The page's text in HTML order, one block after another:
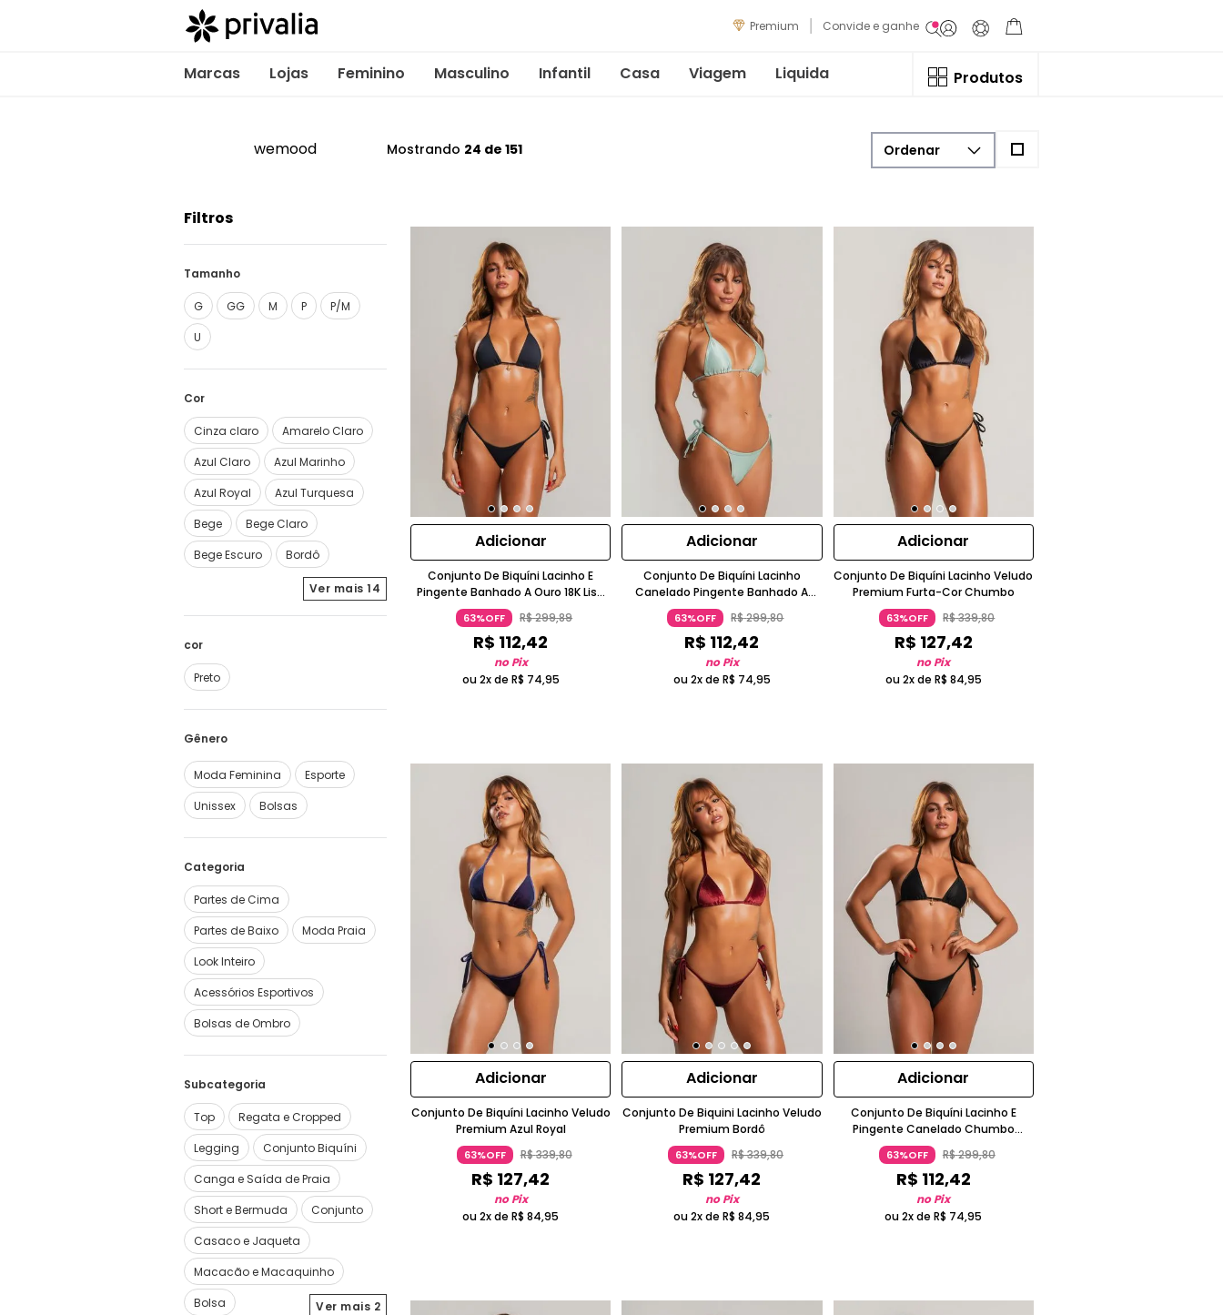
Premium Convide e ganhe
Marcas Lojas Feminino Masculino Infantil Casa Viagem Liquida Produtos
wemood Mostrando 24 de 151
Filtros
Tamanho
G GG M P
P/M
U
Cor
Cinza claro
Amarelo Claro
Azul Claro
Azul Marinho
Azul Royal
Azul Turquesa
Bege
Bege Claro
Bege Escuro
Bordô
Ver mais14
cor
Preto
Moda Feminina
Esporte
Unissex
Bolsas
Categoria
Partes de Cima
Partes de Baixo
Moda Praia
Look Inteiro
Acessórios Esportivos
Bolsas de Ombro
Subcategoria
Top
Regata e Cropped
Legging
Conjunto Biquíni
Canga e Saída de Praia
Short e Bermuda
Conjunto
Casaco e Jaqueta
Macacão e Macaquinho
Bolsa
Ver mais 2
Adicionar
Conjunto De Biquíni Lacinho E
Pingente Banhado A Ouro 18K Liso
Poliamida Chumbo
63%OFF R$299,89
R$ 112,42
no Pix
ou 2x de R$ 74,95
Adicionar
Conjunto De Biquíni Lacinho
Canelado Pingente Banhado A
Ouro 18K Azul Turquesa Wemood
63%OFF R$299,80
R$ 112,42
no Pix
ou 2x de R$ 74,95
Adicionar
Conjunto De Biquíni Lacinho Veludo
Premium Furta-Cor Chumbo
63%OFF R$339,80
R$ 127,42
no Pix
ou 2x de R$ 84,95
Adicionar
Conjunto De Biquíni Lacinho Veludo
Premium Azul Royal
63%OFF R$339,80
R$ 127,42
no Pix
ou 2x deR$ 84,95
Adicionar
Conjunto De Biquini Lacinho Veludo
Premium Bordô
63%OFF R$339,80
R$ 127,42
no Pix
ou 2x deR$ 84,95
Adicionar
Conjunto De Biquíni Lacinho E
Pingente Canelado Chumbo
Wemood
63%OFF R$299,80
R$ 112,42
no Pix
ou 2x deR$ 74,95